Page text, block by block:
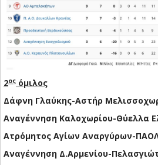
2ος όμιλος
Δάφνη Γλαύκης-Αστήρ
Αναγέννηση Καλοχωρίου-Θύελλα
Ατρόμητος Αγίων Αναργύρων-
Αναγέννηση Δ.Αρμενίου-